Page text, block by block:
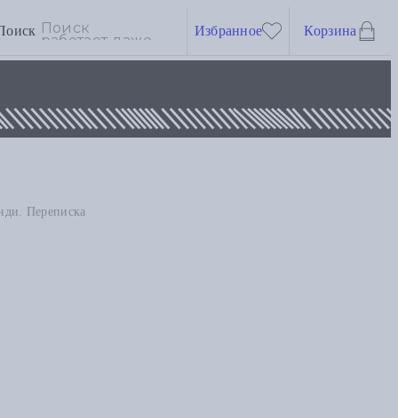
Избранное Корзина
Переписка